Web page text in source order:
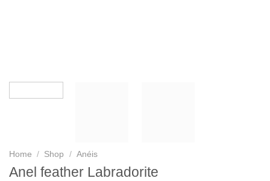
Home / Shop / Anéis
Anel feather Labradorite